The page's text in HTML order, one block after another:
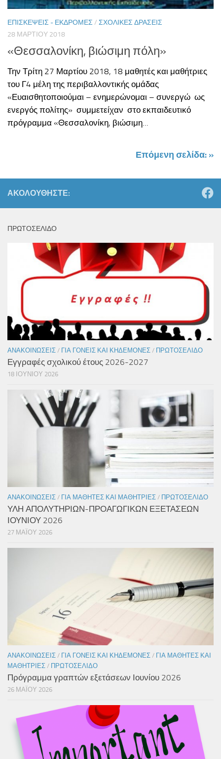
ΕΠΙΣΚΈΨΕΙΣ - ΕΚΔΡΟΜΈΣ / ΣΧΟΛΙΚΈΣ ΔΡΆΣΕΙΣ
28 ΜΑΡΤΊΟΥ 2018
«Θεσσαλονίκη, βιώσιμη πόλη»
Την Τρίτη 27 Μαρτίου 2018, 18 μαθητές και μαθήτριες
του Γ4 μέλη της περιβαλλοντικής ομάδας
«Ευαισθητοποιούμαι – ενημερώνομαι – συνεργώ ως
ενεργός πολίτης» συμμετείχαν στο εκπαιδευτικό
πρόγραμμα «Θεσσαλονίκη, βιώσιμη...
Επόμενη σελίδα: »
ΑΚΟΛΟΥΘΉΣΤΕ:
ΠΡΩΤΟΣΕΛΙΔΟ
ΑΝΑΚΟΙΝΏΣΕΙΣ / ΓΙΑ ΓΟΝΕΊΣ ΚΑΙ ΚΗΔΕΜΌΝΕΣ / ΠΡΩΤΟΣΈΛΙΔΟ
Εγγραφές σχολικού έτους 2026-2027
18 ΙΟΥΝΊΟΥ 2026
ΑΝΑΚΟΙΝΏΣΕΙΣ / ΓΙΑ ΜΑΘΗΤΈΣ ΚΑΙ ΜΑΘΉΤΡΙΕΣ / ΠΡΩΤΟΣΈΛΙΔΟ
ΥΛΗ ΑΠΟΛΥΤΗΡΙΩΝ-ΠΡΟΑΓΩΓΙΚΩΝ ΕΞΕΤΑΣΕΩΝ
ΙΟΥΝΙΟΥ 2026
27 ΜΑΪ́ΟΥ 2026
ΑΝΑΚΟΙΝΏΣΕΙΣ / ΓΙΑ ΓΟΝΕΊΣ ΚΑΙ ΚΗΔΕΜΌΝΕΣ / ΓΙΑ ΜΑΘΗΤΈΣ ΚΑΙ
ΜΑΘΉΤΡΙΕΣ / ΠΡΩΤΟΣΈΛΙΔΟ
Πρόγραμμα γραπτών εξετάσεων Ιουνίου 2026
26 ΜΑΪ́ΟΥ 2026